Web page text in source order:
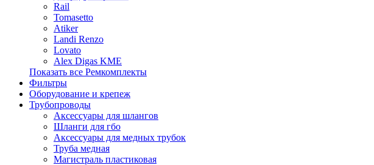
Rail
Tomasetto
Atiker
Landi Renzo
Lovato
Alex Digas KME
Показать все Ремкомплекты
Фильтры
Оборудование и крепеж
Трубопроводы
Аксессуары для шлангов
Шланги для гбо
Аксессуары для медных трубок
Труба медная
Магистраль пластиковая